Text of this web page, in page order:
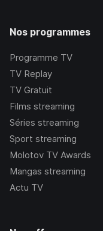
Nos programmes
Programme TV
TV Replay
TV Gratuit
Films streaming
Séries streaming
Sport streaming
Molotov TV Awards
Mangas streaming
Actu TV